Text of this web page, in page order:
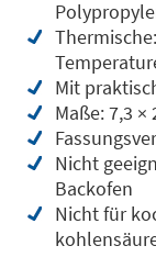
Mit
Maße: 7,3 ×
Nicht
Backofen
Nicht für